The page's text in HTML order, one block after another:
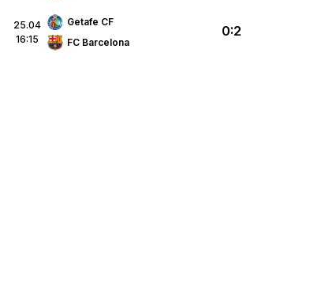
25.04
16:15
Getafe CF
FC Barcelona
0:2